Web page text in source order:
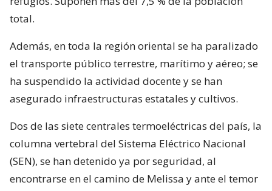
total.
Además, en toda la región oriental se ha paralizado
el transporte público terrestre, marítimo y aéreo; se
ha suspendido la actividad docente y se han
asegurado infraestructuras estatales y cultivos.
Dos de las siete centrales termoeléctricas del país, la
columna vertebral del Sistema Eléctrico Nacional
(SEN), se han detenido ya por seguridad, al
encontrarse en el camino de Melissa y ante el temor